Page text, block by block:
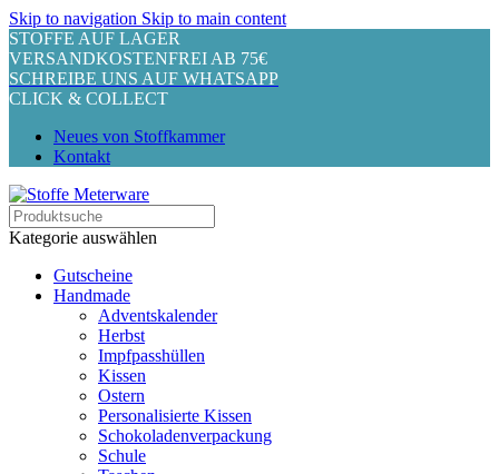
Skip to navigation Skip to main content
STOFFE AUF LAGER
VERSANDKOSTENFREI AB 75€
SCHREIBE UNS AUF WHATSAPP
CLICK & COLLECT
Neues von Stoffkammer
Kontakt
Kategorie auswählen
Gutscheine
Handmade
Adventskalender
Herbst
Impfpasshüllen
Kissen
Ostern
Personalisierte Kissen
Schokoladenverpackung
Schule